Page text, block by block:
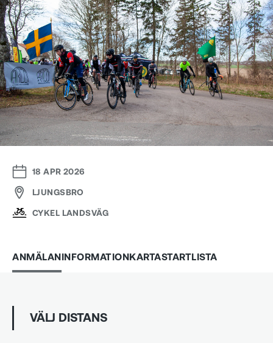
18 APR 2026
LJUNGSBRO
CYKEL LANDSVÄG
ANMÄLANINFORMATIONKARTASTARTLISTA
VÄLJ DISTANS